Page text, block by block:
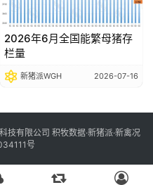
2026年6月全国能繁母猪存
栏量
新猪派WGH 2026-07-16
有限公司 积牧数据·新猪派·新禽况
号